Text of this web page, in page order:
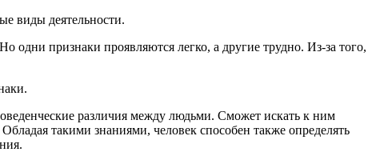
виды деятельности.
признаки проявляются легко, а другие трудно. Из-за того,
различия между людьми. Сможет искать к ним
такими знаниями, человек способен также определять